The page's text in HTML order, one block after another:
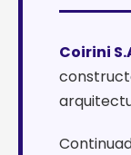
Coirini